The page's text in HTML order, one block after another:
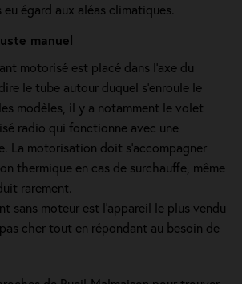
égard aux aléas climatiques.
manuel
motorisé est placé dans l’axe du
le tube autour duquel s’enroule le
modèles, il y a notamment le volet
radio qui fonctionne avec une
La motorisation doit s'accompagner
thermique en cas de surchauffe, même
rarement.
sans moteur est l'appareil le plus vendu
cher tout en répondant au besoin de